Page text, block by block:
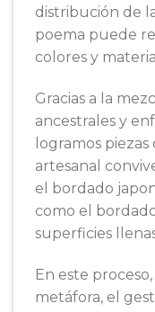
distribución de
poema puede
colores y
Gracias a la
ancestrales y
logramos
artesanal
el bordado
como el
superficies
En este
metáfora, el